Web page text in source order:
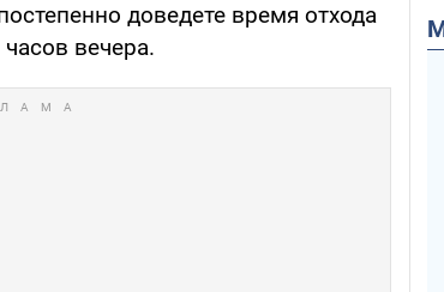
доведете время отхода
вечера.